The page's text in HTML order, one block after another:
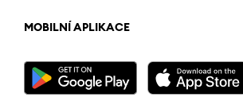
MOBILNÍ APLIKACE